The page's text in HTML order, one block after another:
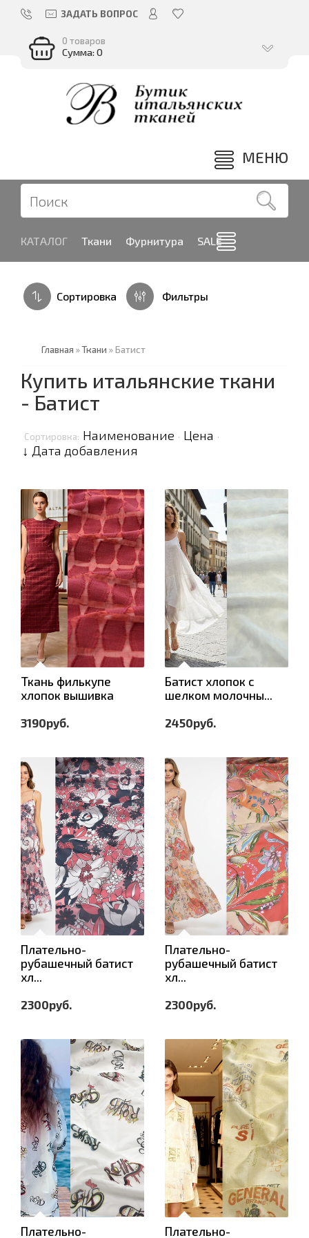
ЗАДАТЬ ВОПРОС
0 товаров
Сумма: 0
МЕНЮ
КАТАЛОГ Ткани Фурнитура SALE
Сортировка Фильтры
Главная »Ткани »Батист
Купить итальянские ткани
- Батист
Сортировка: Наименование · Цена ·
↓ Дата добавления
Ткань филькупе
хлопок вышивка
3190руб.
Батист хлопок с
шелком молочны...
2450руб.
Плательно-
рубашечный батист
хл...
2300руб.
Плательно-
рубашечный батист
хл...
2300руб.
Плательно-
Плательно-